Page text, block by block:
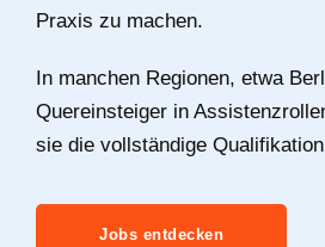
Praxis zu machen.
In manchen Regionen, etwa
Quereinsteiger in
sie die vollständige
Jobs entdecken